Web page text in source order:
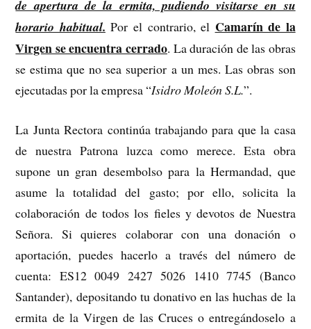
de apertura de la ermita, pudiendo visitarse en su
horario habitual. Por el contrario, el Camarín de la
Virgen se encuentra cerrado. La duración de las obras
se estima que no sea superior a un mes. Las obras son
ejecutadas por la empresa “Isidro Moleón S.L.”.
La Junta Rectora continúa trabajando para que la casa
de nuestra Patrona luzca como merece. Esta obra
supone un gran desembolso para la Hermandad, que
asume la totalidad del gasto; por ello, solicita la
colaboración de todos los fieles y devotos de Nuestra
Señora. Si quieres colaborar con una donación o
aportación, puedes hacerlo a través del número de
cuenta: ES12 0049 2427 5026 1410 7745 (Banco
Santander), depositando tu donativo en las huchas de la
ermita de la Virgen de las Cruces o entregándoselo a